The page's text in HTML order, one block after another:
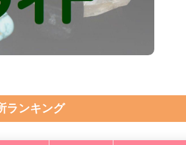
ランキング